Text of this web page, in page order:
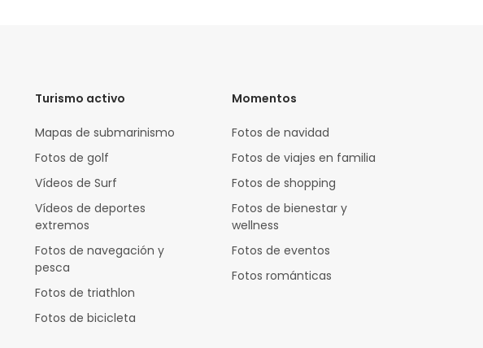
Turismo activo
Mapas de submarinismo
Fotos de golf
Vídeos de Surf
Vídeos de deportes
extremos
Fotos de navegación y
pesca
Fotos de triathlon
Fotos de bicicleta
Momentos
Fotos de navidad
Fotos de viajes en familia
Fotos de shopping
Fotos de bienestar y
wellness
Fotos de eventos
Fotos románticas